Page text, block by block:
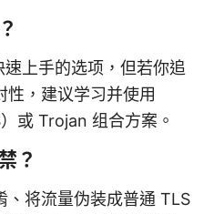
上手的选项，但若你追
性，建议学习并使用
或 Trojan 组合方案。
？
、将流量伪装成普通 TLS